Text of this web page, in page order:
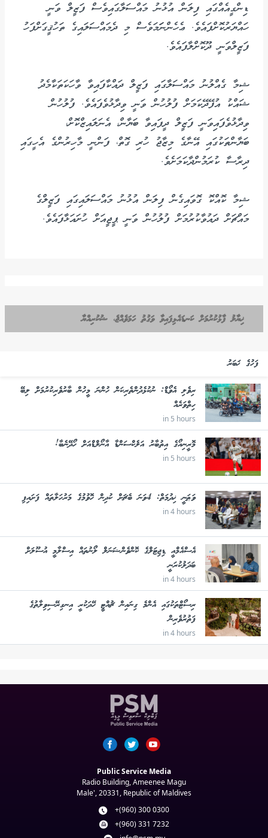
ޑިންގީއެއްގައި ފިލަން އުޅުނު މައްސަލާގައިވެސް ފަޒީލް ވަނީ
ހައްޔަރުކޮށްފައެވެ. ޢެހެންނަަމަވެސް މި ދެމައްސަލައިގެ ތަހުޤީގަށްފަހު
ފަޒީލްވަނީ ދޫކޮށްލާފައެވެ.
ޝިމާ ގެއްލުނު މައްސަލާގައި ފަޒީލް ދައްކާފައިވާ ވާހަކަތަކާމެދު
ޝައްކު އުފޭދޭކަމަށް ފުލުހުން ވަނީ ވިދާޅުވެފައެވެ. ފުލުހުން
ވިދާޅުވެފައިވަނީ ފަޒީލް ދީފައިވާ ބަޔާން، އެނަލައިޒްކޮށް،
ބަޔާންތަކުގައި އޭނާގެ މިޒާޖު ހުރި ގޮތް، ފަންނީ މާހިރުންގެ އެހީގައި
ދިރާސާ ކުރަމުންދާކަމަށެވެ.
ޝިމާ ކޮއްކޮ ގޮވައިގެން ފިލަން އުޅުނު މައްސަލައިގައި ފަޒީލްގެ
މައްޗަށް ދައުވާކުރުމަށް ފުލުހުން ވަނީ ޕީޖީއަށް ހުށައަޅާފައެވެ.
ޚިޔާލު ފާޅުކުރުމަށް ކަނޑައެޅިފައިވާ ވަގުތު ހަމަވެއްޖެ، ޝުކުރިއްޔާ
ފަހުގެ ޚަބަރު
ރިވެލި އެވޯޑް: ނުކުޅެދުންތެރިކަން ހުންނަ މީހުން ބާރުވެރިކުރުމަށް ލިބޭ
ހިތްވަރެއް
in 5 hours
މޮރީނިއޯގެ އިތުބާރު އަލެކްސަންޑާ އާނޯލްޑްއަށް ހޯދޭނެބާ!
in 5 hours
ވަޠަނީ ޚިދުމަތް: 4ވަނަ ބެޗަށް ކުދިން ހޮވުމުގެ މަރުހަލާތައް ފަށައިފި
in 4 hours
އެސްއެމްއީ ޑިޖިޓަލްގެ ކޮންވެންޝަނަލް ލޯނުތައް އިސްލާމީ އުސޫލަށް
ބަދަލުކުރަނީ
in 4 hours
ރިސޯޓްތަކުގައި އެންމެ ގިނައިން ޗުއްޓީ ހޭދަކުރީ އިނގިރޭސިވިލާތުގެ
ފަތުރުވެރިން
in 4 hours
Public Service Media
Radio Building, Ameenee Magu
Male', 20331, Republic of Maldives
+(960) 300 0300
+(960) 331 7232